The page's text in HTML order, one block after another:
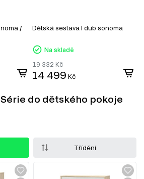
/
Dětská sestava I dub sonoma
Na skladě
19 332 Kč
14 499 Kč
do dětského pokoje
Třídění